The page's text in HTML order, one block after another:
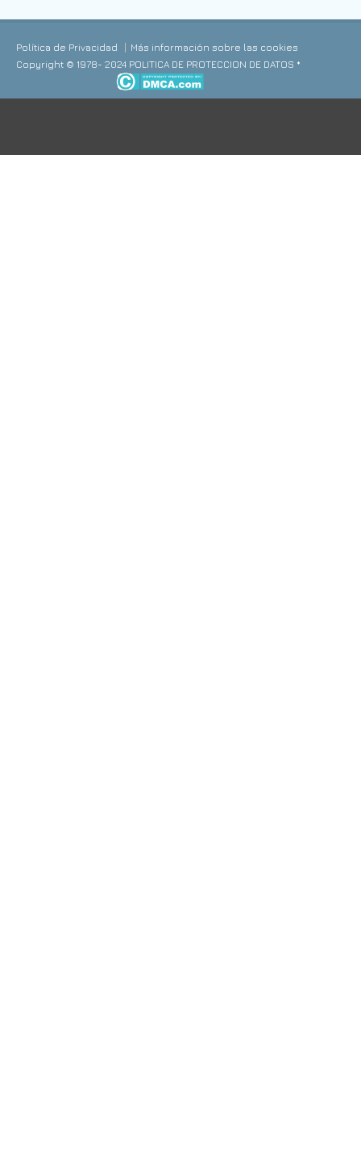
Política de Privacidad
Más información sobre las cookies
Copyright © 1978- 2024 POLITICA DE PROTECCION DE DATOS *